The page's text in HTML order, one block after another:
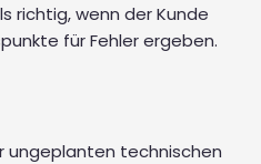
richtig, wenn der Kunde
für Fehler ergeben.
ungeplanten technischen